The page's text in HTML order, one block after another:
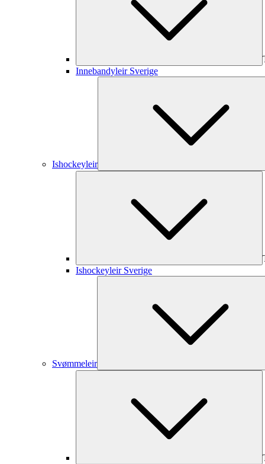
Innebandyleir Sverige
Ishockeyleir
Ishockeyleir Sverige
Svømmeleir